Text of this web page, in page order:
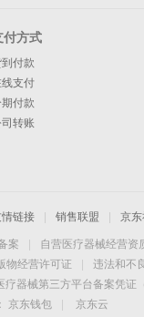
付方式
付款
支付
付款
转账
链接 销售联盟 京东
案 自营医疗器械经营资
物经营许可证
违法和不
疗器械第三方平台备案凭
京东钱包
京东云